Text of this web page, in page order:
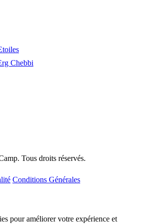
Chebbi
Tous droits réservés.
Conditions Générales
pour améliorer votre expérience et